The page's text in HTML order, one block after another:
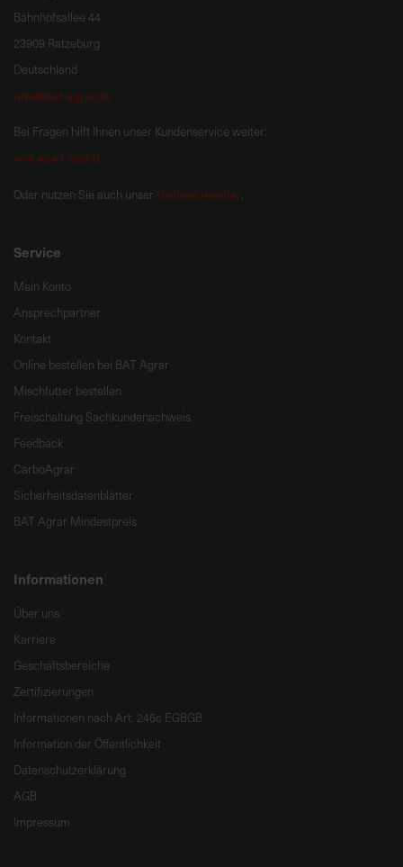
Bahnhofsallee 44
23909 Ratzeburg
Deutschland
info@bat-agrar.de
Bei Fragen hilft Ihnen unser Kundenservice weiter:
+49 4541 806 0
Oder nutzen Sie auch unser Onlineformular.
Service
Mein Konto
Ansprechpartner
Kontakt
Online bestellen bei BAT Agrar
Mischfutter bestellen
Freischaltung Sachkundenachweis
Feedback
CarboAgrar
Sicherheitsdatenblätter
BAT Agrar Mindestpreis
Informationen
Über uns
Karriere
Geschäftsbereiche
Zertifizierungen
Informationen nach Art. 246c EGBGB
Information der Öffentlichkeit
Datenschutzerklärung
AGB
Impressum